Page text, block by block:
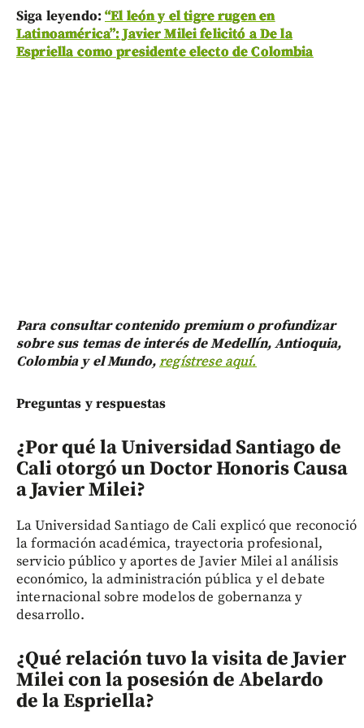
Siga leyendo:“El león y el tigre rugen en
Latinoamérica”: Javier Milei felicitó a De la
Espriella como presidente electo de Colombia
Para consultar contenido premium o profundizar
sobre sus temas de interés de Medellín, Antioquia,
Colombia y el Mundo,regístrese aquí.
Preguntas y respuestas
¿Por qué la Universidad Santiago de
Cali otorgó un Doctor Honoris Causa
a Javier Milei?
La Universidad Santiago de Cali explicó que reconoció
la formación académica, trayectoria profesional,
servicio público y aportes de Javier Milei al análisis
económico, la administración pública y el debate
internacional sobre modelos de gobernanza y
desarrollo.
¿Qué relación tuvo la visita de Javier
Milei con la posesión de Abelardo
de la Espriella?